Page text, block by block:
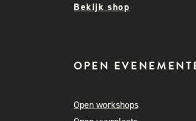
Bekijk shop
OPEN
Open workshops